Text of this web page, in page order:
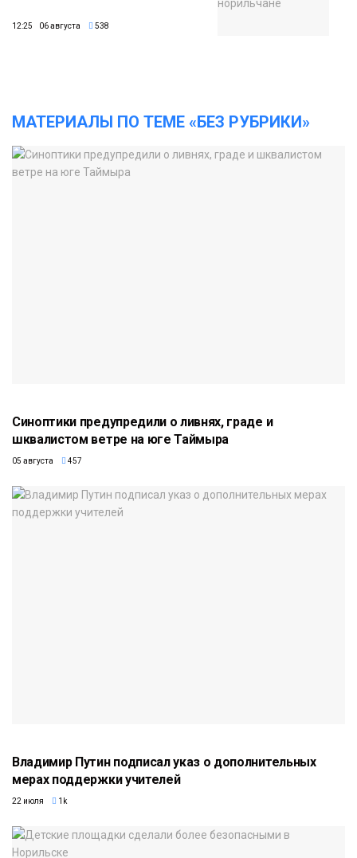
12:25 06 августа 538
МАТЕРИАЛЫ ПО ТЕМЕ «БЕЗ РУБРИКИ»
Синоптики предупредили о ливнях, граде и
шквалистом ветре на юге Таймыра
05 августа 457
Владимир Путин подписал указ о дополнительных
мерах поддержки учителей
22 июля 1k